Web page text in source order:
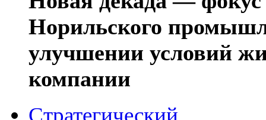
Норильского
улучшении условий
компании